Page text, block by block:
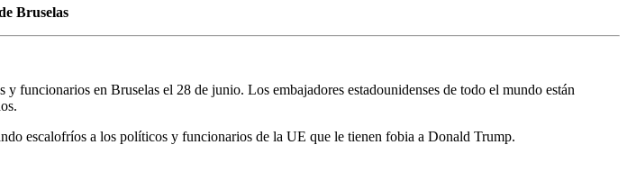
Bruselas
en Bruselas el 28 de junio. Los embajadores estadounidenses de todo el mundo están
escalofríos a los políticos y funcionarios de la UE que le tienen fobia a Donald Trump.